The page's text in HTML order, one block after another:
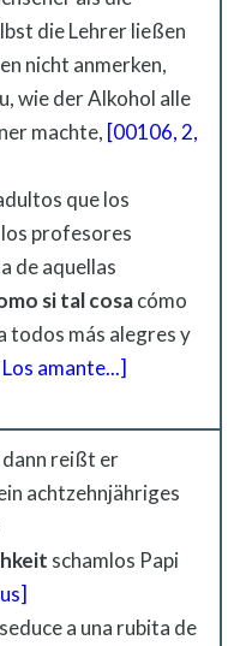
die Lehrer ließen
nicht anmerken,
wie der Alkohol alle
machte, [00106, 2,
que los
profesores
de aquellas
si tal cosacómo
todos más alegres y
amante...]
dann reißt er
achtzehnjähriges
schamlos Papi
a una rubita de